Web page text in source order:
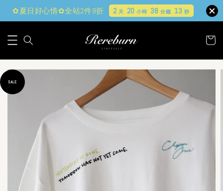
✿夏日好心情✿全站2件9折 2天 20小時 38分鐘 12 秒
SALE